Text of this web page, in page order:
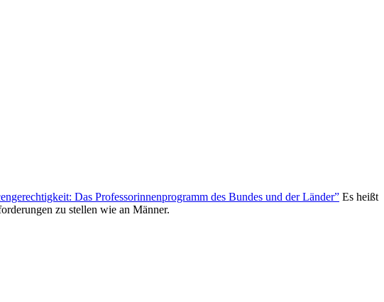
Das Professorinnenprogramm des Bundes und der Länder” Es heißt
zu stellen wie an Männer.